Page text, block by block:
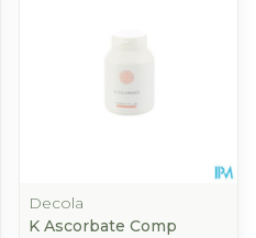
Decola
K Ascorbate Comp